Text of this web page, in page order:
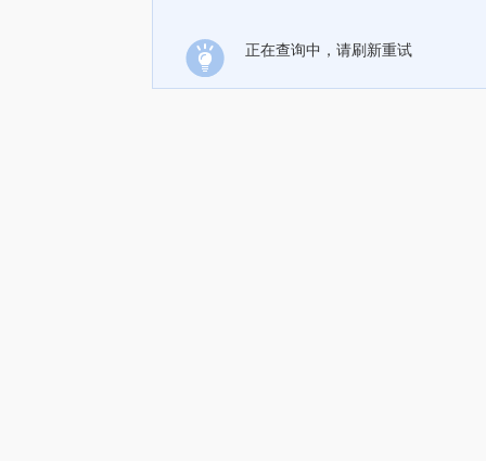
正在查询中，请刷新重试